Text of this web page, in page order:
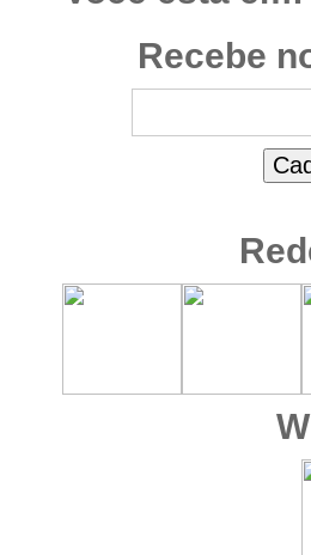
Recebe